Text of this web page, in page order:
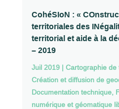
CohéSIoN : «
territoriales des
territorial et aide à la
– 2019
Juil 2019| Cartographie de
Création et diffusion de
Documentation technique,
numérique et géomatique